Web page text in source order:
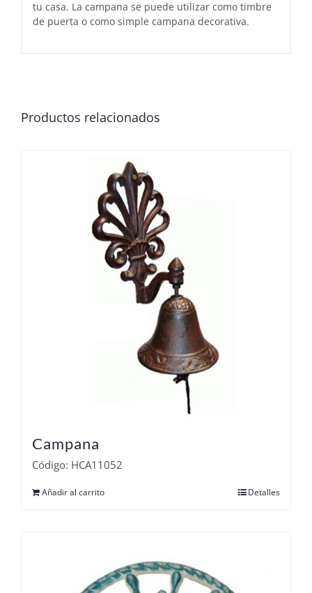
tu casa. La campana se puede utilizar como timbre
de puerta o como simple campana decorativa.
Productos relacionados
Campana
Código: HCA11052
Añadir al carrito Detalles